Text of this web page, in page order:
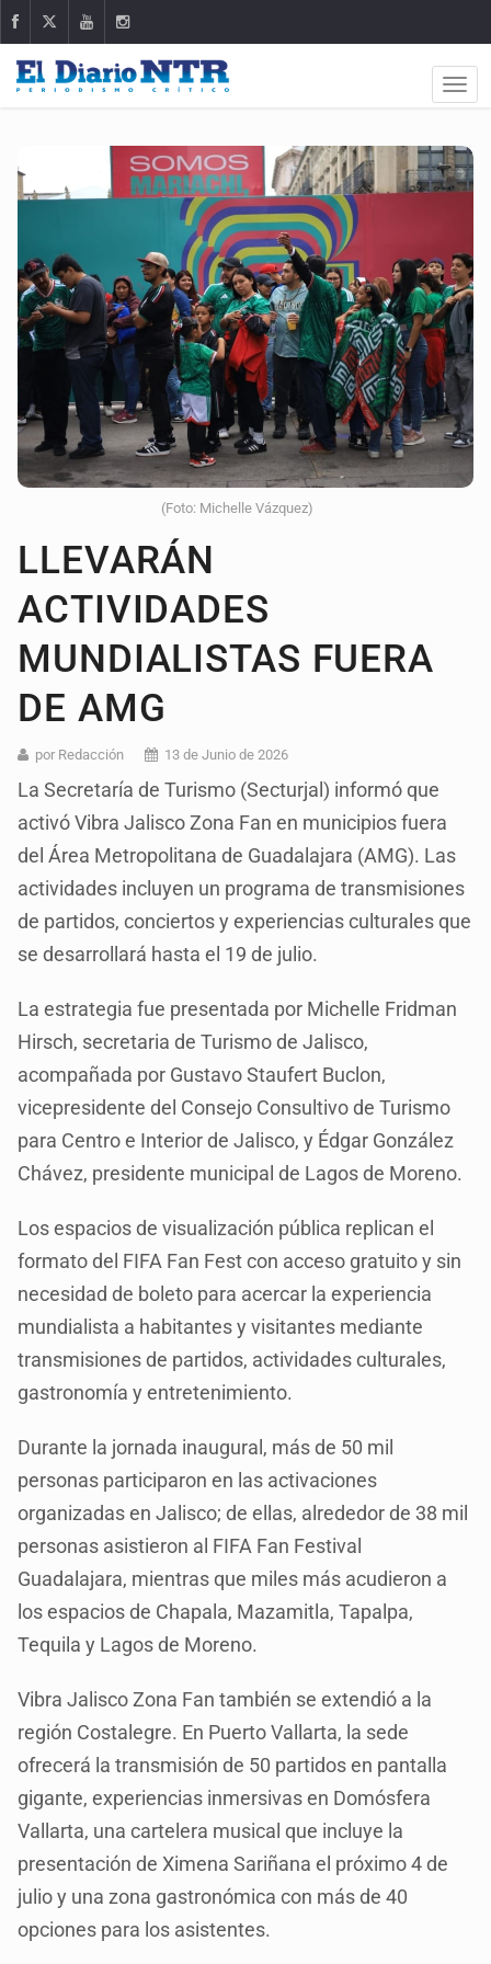
(Foto: Michelle Vázquez)
LLEVARÁN
ACTIVIDADES
MUNDIALISTAS FUERA
DE AMG
por Redacción 13 de Junio de 2026
La Secretaría de Turismo (Secturjal) informó que
activó Vibra Jalisco Zona Fan en municipios fuera
del Área Metropolitana de Guadalajara (AMG). Las
actividades incluyen un programa de transmisiones
de partidos, conciertos y experiencias culturales que
se desarrollará hasta el 19 de julio.
La estrategia fue presentada por Michelle Fridman
Hirsch, secretaria de Turismo de Jalisco,
acompañada por Gustavo Staufert Buclon,
vicepresidente del Consejo Consultivo de Turismo
para Centro e Interior de Jalisco, y Édgar González
Chávez, presidente municipal de Lagos de Moreno.
Los espacios de visualización pública replican el
formato del FIFA Fan Fest con acceso gratuito y sin
necesidad de boleto para acercar la experiencia
mundialista a habitantes y visitantes mediante
transmisiones de partidos, actividades culturales,
gastronomía y entretenimiento.
Durante la jornada inaugural, más de 50 mil
personas participaron en las activaciones
organizadas en Jalisco; de ellas, alrededor de 38 mil
personas asistieron al FIFA Fan Festival
Guadalajara, mientras que miles más acudieron a
los espacios de Chapala, Mazamitla, Tapalpa,
Tequila y Lagos de Moreno.
Vibra Jalisco Zona Fan también se extendió a la
región Costalegre. En Puerto Vallarta, la sede
ofrecerá la transmisión de 50 partidos en pantalla
gigante, experiencias inmersivas en Domósfera
Vallarta, una cartelera musical que incluye la
presentación de Ximena Sariñana el próximo 4 de
julio y una zona gastronómica con más de 40
opciones para los asistentes.